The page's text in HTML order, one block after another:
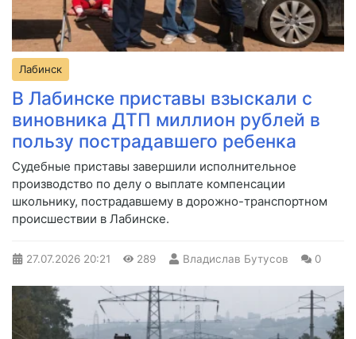
Лабинск
В Лабинске приставы взыскали с
виновника ДТП миллион рублей в
пользу пострадавшего ребенка
Судебные приставы завершили исполнительное
производство по делу о выплате компенсации
школьнику, пострадавшему в дорожно-транспортном
происшествии в Лабинске.
27.07.2026 20:21 289 Владислав Бутусов 0